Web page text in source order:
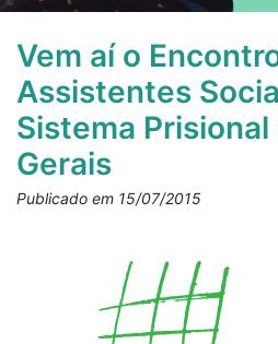
Vem aí o
Assistentes
Sistema
Gerais
Publicado em 15/07/2015